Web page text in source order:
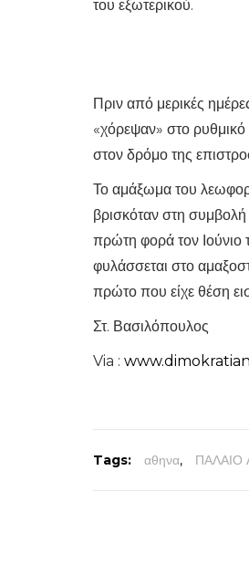
του εξωτερικού.
Πριν από μερικές
«χόρεψαν» στο
στον δρόμο της
Το αμάξωμα του
βρισκόταν στη
πρώτη φορά τον
φυλάσσεται στο
πρώτο που είχε θέση
Στ. Βασιλόπουλος
Via :
Tags: αθηνα, ΠΑΛΑΙΟ